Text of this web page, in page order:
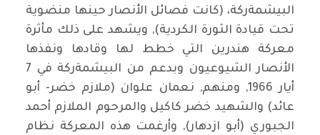
البيشمةركة، (كانت فصائل الأنصار حينها منضوية
تحت قيادة الثورة الكردية), ويشهد على ذلك مأثرة
معركة هندرين التي خطط لها وقادها ونفذها
الأنصار الشيوعيون وبدعم من البيشمةركة في 7
أيار 1966, ومنهم, نعمان علوان (ملازم خضر- أبو
عائد) والشهيد خضر كاكيل والمرحوم الملازم أحمد
الجبوري (أبو ازدهار), وأرغمت هذه المعركة نظام